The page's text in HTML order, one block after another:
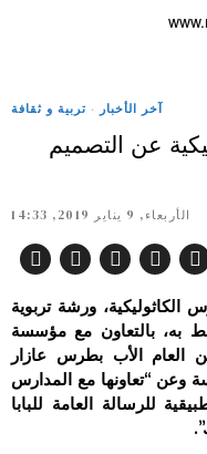
آخر الأخبار · تربية و ثقافة
عن التصميم
الأربعاء, 9 يناير 2019, 14:33
الكاثوليكية، ورشة تربوية
به، بالتعاون مع مؤسسة
العام الأب بطرس عازار
وعن “تعاونها مع المدارس
للرسالة العامة للبابا